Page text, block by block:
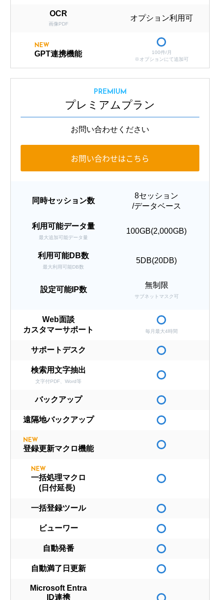
OCR
画像PDF
オプション利用可
NEW
GPT連携機能
100件/月
※オプションにて追加可
PREMIUM
プレミアムプラン
お問い合わせください
お問い合わせはこちら
同時セッション数
8セッション
/データベース
利用可能データ量
最大追加可能データ量
100GB(2,000GB)
利用可能DB数
最大利用可能DB数
5DB(20DB)
設定可能IP数
無制限
サブネットマスク可
Web面談
カスタマーサポート
毎月最大4時間
サポートデスク
検索用文字抽出
文字付PDF、Word等
バックアップ
遠隔地バックアップ
NEW
登録更新マクロ機能
NEW
一括処理マクロ
(日付延長)
一括登録ツール
ビューワー
自動発番
自動満了日更新
Microsoft Entra
ID連携